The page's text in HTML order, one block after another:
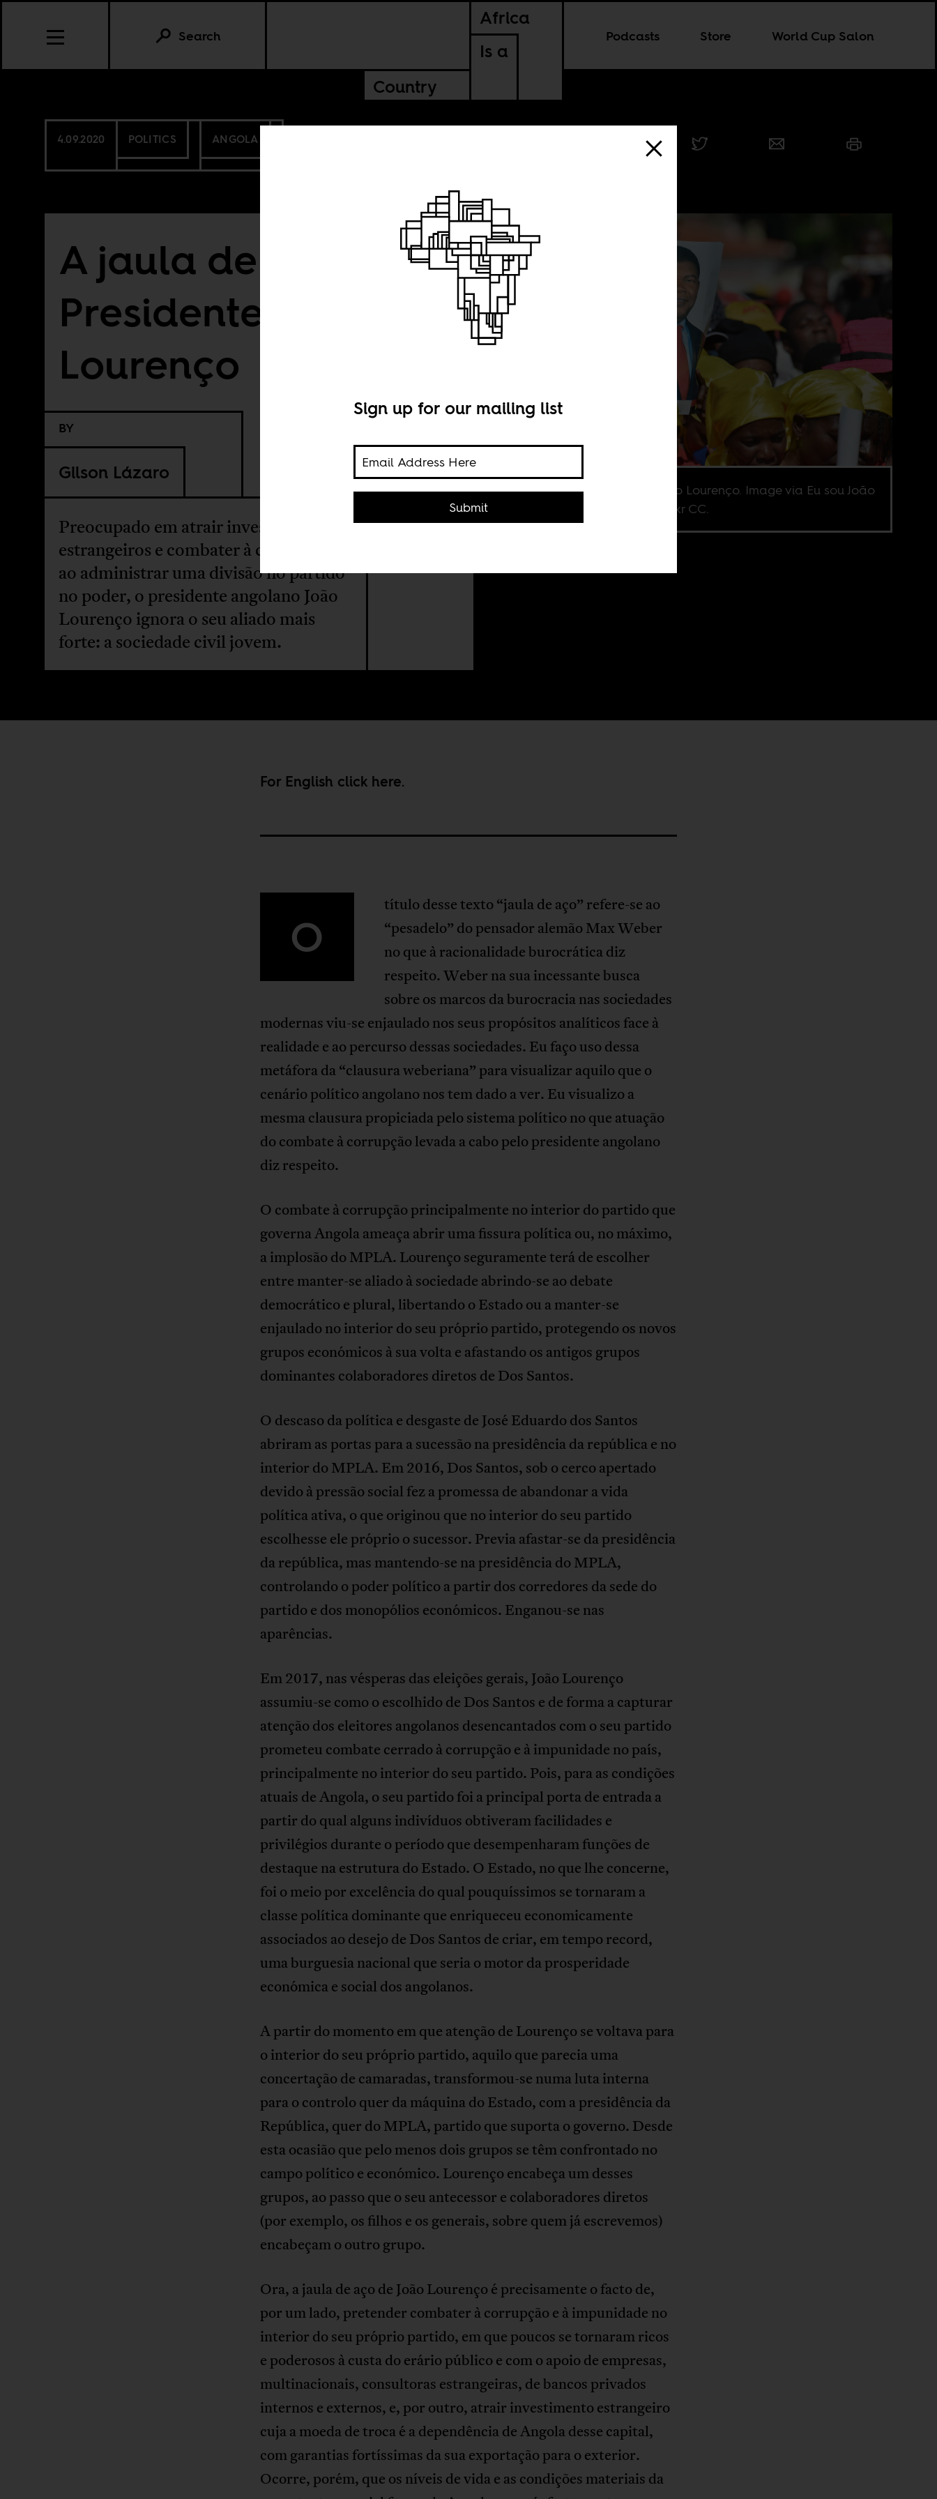
Africa
Is a
Country
Podcasts Store World Cup Salon
Search
4.09.2020 POLITICS ANGOLA
A jaula de aço do
Presidente João
Lourenço
BY
Gilson Lázaro
Preocupado em atrair investimentos
estrangeiros e combater à corrupção
ao administrar uma divisão no partido
no poder, o presidente angolano João
Lourenço ignora o seu aliado mais
forte: a sociedade civil jovem.
President João Lourenço. Image via Eu sou João
Lourenço Flickr CC.
For English click here.
O
título desse texto “jaula de aço” refere-se ao
“pesadelo” do pensador alemão Max Weber
no que à racionalidade burocrática diz
respeito. Weber na sua incessante busca
sobre os marcos da burocracia nas sociedades
modernas viu-se enjaulado nos seus propósitos analíticos face à
realidade e ao percurso dessas sociedades. Eu faço uso dessa
metáfora da “clausura weberiana” para visualizar aquilo que o
cenário político angolano nos tem dado a ver. Eu visualizo a
mesma clausura propiciada pelo sistema político no que atuação
do combate à corrupção levada a cabo pelo presidente angolano
diz respeito.
O combate à corrupção principalmente no interior do partido que
governa Angola ameaça abrir uma fissura política ou, no máximo,
a implosão do MPLA. Lourenço seguramente terá de escolher
entre manter-se aliado à sociedade abrindo-se ao debate
democrático e plural, libertando o Estado ou a manter-se
enjaulado no interior do seu próprio partido, protegendo os novos
grupos económicos à sua volta e afastando os antigos grupos
dominantes colaboradores diretos de Dos Santos.
O descaso da política e desgaste de José Eduardo dos Santos
abriram as portas para a sucessão na presidência da república e no
interior do MPLA. Em 2016, Dos Santos, sob o cerco apertado
devido à pressão social fez a promessa de abandonar a vida
política ativa, o que originou que no interior do seu partido
escolhesse ele próprio o sucessor. Previa afastar-se da presidência
da república, mas mantendo-se na presidência do MPLA,
controlando o poder político a partir dos corredores da sede do
partido e dos monopólios económicos. Enganou-se nas
aparências.
Em 2017, nas vésperas das eleições gerais, João Lourenço
assumiu-se como o escolhido de Dos Santos e de forma a capturar
atenção dos eleitores angolanos desencantados com o seu partido
prometeu combate cerrado à corrupção e à impunidade no país,
principalmente no interior do seu partido. Pois, para as condições
atuais de Angola, o seu partido foi a principal porta de entrada a
partir do qual alguns indivíduos obtiveram facilidades e
privilégios durante o período que desempenharam funções de
destaque na estrutura do Estado. O Estado, no que lhe concerne,
foi o meio por excelência do qual pouquíssimos se tornaram a
classe política dominante que enriqueceu economicamente
associados ao desejo de Dos Santos de criar, em tempo record,
uma burguesia nacional que seria o motor da prosperidade
económica e social dos angolanos.
A partir do momento em que atenção de Lourenço se voltava para
o interior do seu próprio partido, aquilo que parecia uma
concertação de camaradas, transformou-se numa luta interna
para o controlo quer da máquina do Estado, com a presidência da
República, quer do MPLA, partido que suporta o governo. Desde
esta ocasião que pelo menos dois grupos se têm confrontado no
campo político e económico. Lourenço encabeça um desses
grupos, ao passo que o seu antecessor e colaboradores diretos
(por exemplo, os filhos e os generais, sobre quem já escrevemos)
encabeçam o outro grupo.
Ora, a jaula de aço de João Lourenço é precisamente o facto de,
por um lado, pretender combater à corrupção e à impunidade no
interior do seu próprio partido, em que poucos se tornaram ricos
e poderosos à custa do erário público e com o apoio de empresas,
multinacionais, consultoras estrangeiras, de bancos privados
internos e externos, e, por outro, atrair investimento estrangeiro
cuja a moeda de troca é a dependência de Angola desse capital,
com garantias fortíssimas da sua exportação para o exterior.
Ocorre, porém, que os níveis de vida e as condições materiais da
Sign up for our mailing list
Submit